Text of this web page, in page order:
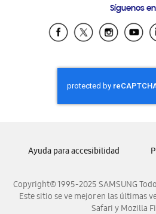
Samsung
Samsung El
Samsung
Samsung
Samsung
Samsung
Síguenos
Copyright© 1995-2025 SAMSUNG
Este sitio se ve mejor en las últimas
Safari y Mozilla
Ayuda para accesibilidad